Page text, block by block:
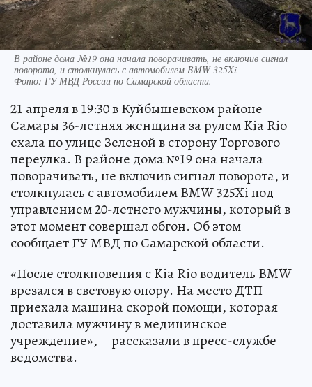
В районе дома №19 она начала поворачивать, не включив сигнал
поворота, и столкнулась с автомобилем BMW 325Xi
Фото: ГУ МВД России по Самарской области.
21 апреля в 19:30 в Куйбышевском районе
Самары 36-летняя женщина за рулем Kia Rio
ехала по улице Зеленой в сторону Торгового
переулка. В районе дома №19 она начала
поворачивать, не включив сигнал поворота, и
столкнулась с автомобилем BMW 325Xi под
управлением 20-летнего мужчины, который в
этот момент совершал обгон. Об этом
сообщает ГУ МВД по Самарской области.
«После столкновения с Kia Rio водитель BMW
врезался в световую опору. На место ДТП
приехала машина скорой помощи, которая
доставила мужчину в медицинское
учреждение», – рассказали в пресс-службе
ведомства.